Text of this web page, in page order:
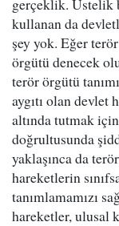
gerçeklik. Üstelik
kullanan da
şey yok. Eğer
örgütü denecek
terör örgütü
aygıtı olan devlet
altında tutmak
doğrultusunda
yaklaşınca da
hareketlerin
tanımlamamızı
hareketler, ulusal